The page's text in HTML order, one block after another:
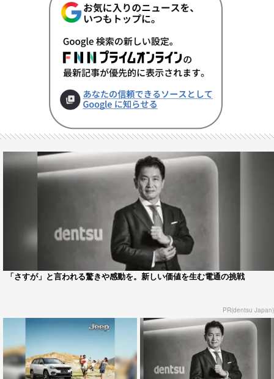
「さすが」と言われる驚きや感動を。新しい価値を生む電通の挑戦
PR(dentsu Japan)